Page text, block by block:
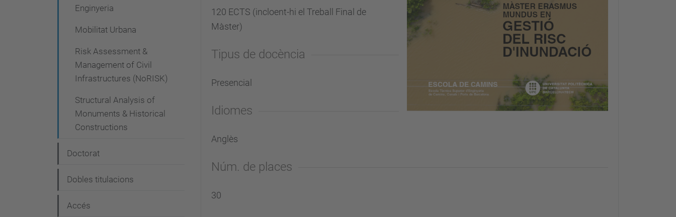
120 ECTS (incloent-hi el Treball Final de
Màster)
Tipus de docència
Presencial
Idiomes
Anglès
Núm. de places
30
Enginyeria
Mobilitat Urbana
Risk Assessment &
Management of Civil
Infrastructures (NoRISK)
Structural Analysis of
Monuments & Historical
Constructions
Doctorat
Dobles titulacions
Accés